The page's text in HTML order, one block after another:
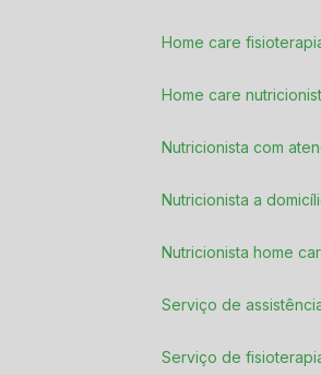
Home care
Home care
Nutricionista com
Nutricionista a
Nutricionista home
Serviço de
Serviço de